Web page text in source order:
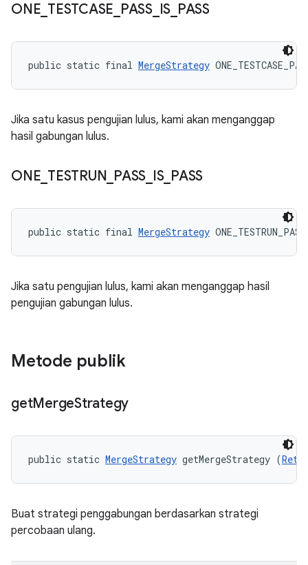
ONE TESTCASE PASS_ IS PASS
public static final MergeStrategy
Jika satu kasus pengujian lulus, kami akan menganggap
hasil gabungan lulus.
ONE TESTRUN PASS IS_ PASS
public static final MergeStrategy
Jika satu pengujian lulus, kami akan menganggap hasil
pengujian gabungan lulus.
Metode publik
getMergeStrategy
public static MergeStrategy getMergeStrategy (
Buat strategi penggabungan berdasarkan strategi
percobaan ulang.